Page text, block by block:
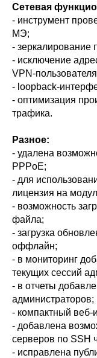
Сетевая
- инструмент
МЭ;
- зеркалирование
- исключение
VPN-
- loopback-
- оптимизация
трафика.
Разное:
- удалена
PPPoE;
- для
лицензия на
- возможность
файла;
- загрузка
оффлайн;
- в мониторинг
текущих сессий
- в отчеты
администраторов;
- компактный веб-
- добавлена
серверов по SSH
- исправлена